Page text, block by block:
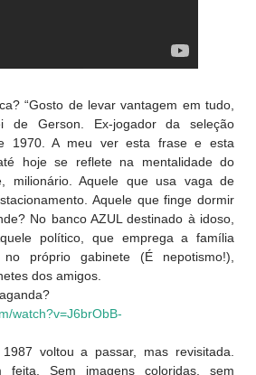
“Gosto de levar vantagem em tudo,
de Gerson. Ex-jogador da seleção
1970. Ameu ver esta frase e esta
hoje se reflete na mentalidade do
milionário. Aquele que usa vaga de
Aquele que finge dormir
No banco AZUL destinado à idoso,
político, que emprega a família
próprio gabinete (É nepotismo!),
dos amigos.
watch?v=J6brObB-
voltou a passar, mas revisitada.
feita. Sem imagens coloridas, sem